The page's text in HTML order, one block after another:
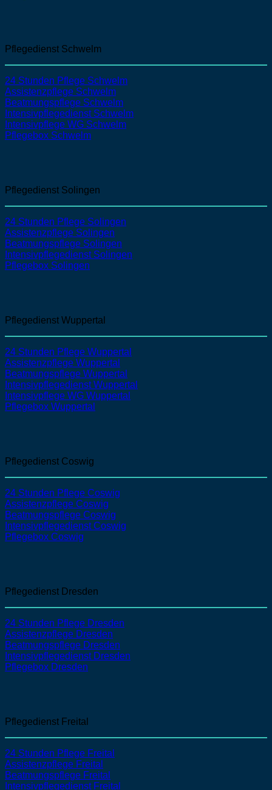
Pflegedienst Schwelm
24 Stunden Pflege Schwelm
Assistenzpflege Schwelm
Beatmungspflege Schwelm
Intensivpflegedienst Schwelm
Intensivpflege WG Schwelm
Pflegebox Schwelm
Pflegedienst Solingen
24 Stunden Pflege Solingen
Assistenzpflege Solingen
Beatmungspflege Solingen
Intensivpflegedienst Solingen
Pflegebox Solingen
Pflegedienst Wuppertal
24 Stunden Pflege Wuppertal
Assistenzpflege Wuppertal
Beatmungspflege Wuppertal
IntensivpflegedienstWuppertal
Intensivpflege WG Wuppertal
Pflegebox Wuppertal
Pflegedienst Coswig
24 Stunden Pflege Coswig
Assistenzpflege Coswig
Beatmungspflege Coswig
IntensivpflegedienstCoswig
Pflegebox Coswig
Pflegedienst Dresden
24 Stunden Pflege Dresden
Assistenzpflege Dresden
Beatmungspflege Dresden
Intensivpflegedienst Dresden
Pflegebox Dresden
Pflegedienst Freital
24 Stunden Pflege Freital
Assistenzpflege Freital
Beatmungspflege Freital
Intensivpflegedienst Freital